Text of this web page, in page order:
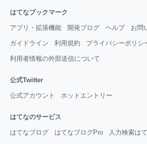
はてなブックマーク
アプリ・拡張機能 開発ブログ ヘルプ お問
ガイドライン 利用規約 プライバシーポリシ
利用者情報の外部送信について
公式Twitter
公式アカウント ホットエントリー
はてなのサービス
はてなブログ はてなブログPro 人力検索は